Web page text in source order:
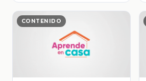
CONTENIDO